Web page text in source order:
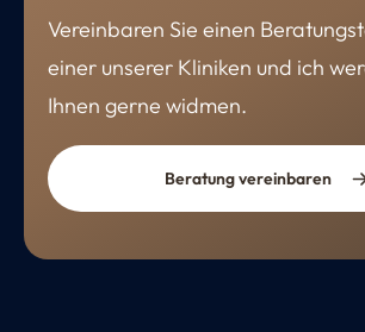
Vereinbaren Sie einen
einer unserer Kliniken und ich
Ihnen gerne widmen.
Beratung vereinbaren